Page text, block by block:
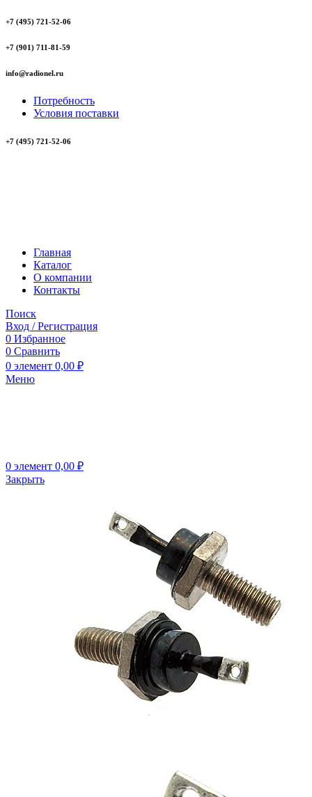
+7 (495) 721-52-06
+7 (901) 711-81-59
info@radionel.ru
Потребность
Условия поставки
+7 (495) 721-52-06
Главная
Каталог
О компании
Контакты
Поиск
Вход / Регистрация
0 Избранное
0 Сравнить
0 элемент 0,00 ₽
Меню
0 элемент 0,00 ₽
Закрыть